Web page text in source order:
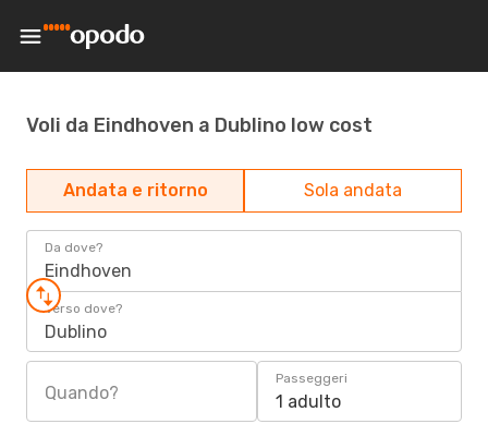
Voli da Eindhoven a Dublino low cost
Andata e ritorno Sola andata
Da dove?
Eindhoven
Verso dove?
Dublino
Quando?
Passeggeri
1 adulto